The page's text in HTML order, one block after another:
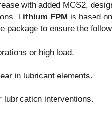
with added MOS2,
Lithium EPM is based
package to ensure the
or high load.
in lubricant elements.
lubrication interventions.